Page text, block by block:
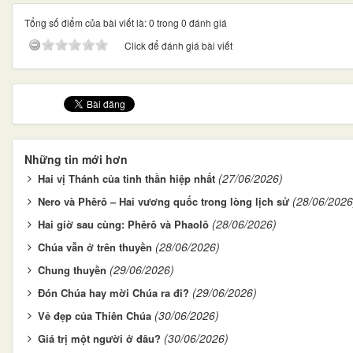
Tổng số điểm của bài viết là: 0 trong 0 đánh giá
Click để đánh giá bài viết
Những tin mới hơn
Hai vị Thánh của tinh thần hiệp nhất (27/06/2026)
Nero và Phêrô – Hai vương quốc trong lòng lịch sử (28/06/
Hai giờ sau cùng: Phêrô và Phaolô (28/06/2026)
Chúa vẫn ở trên thuyền (28/06/2026)
Chung thuyền (29/06/2026)
Đón Chúa hay mời Chúa ra đi? (29/06/2026)
Vẻ đẹp của Thiên Chúa (30/06/2026)
Giá trị một người ở đâu? (30/06/2026)